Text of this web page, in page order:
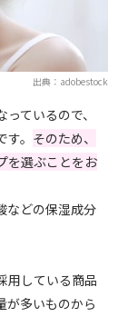
出典：adobestock
ているので、
。 そのため、
を選ぶことをお
などの保湿成分
用している商品
が多いものから